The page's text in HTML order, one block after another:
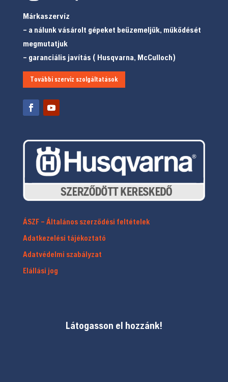
Márkaszervíz
– a nálunk vásárolt gépeket beüzemeljük, működését
megmutatjuk
– garanciális javítás ( Husqvarna, McCulloch)
További szerviz szolgáltatások
ÁSZF – Általános szerződési feltételek
Adatkezelési tájékoztató
Adatvédelmi szabályzat
Elállási jog
Látogasson el hozzánk!